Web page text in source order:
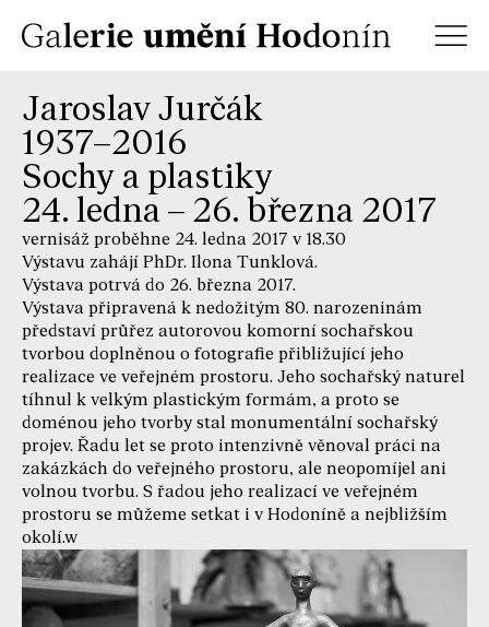
Jaroslav Jurčák
1937–2016
Sochy a plastiky
24. ledna – 26. března 2017
vernisáž proběhne 24. ledna 2017 v 18.30
Výstavu zahájí PhDr. Ilona Tunklová.
Výstava potrvá do 26. března 2017.
Výstava připravená k nedožitým 80. narozeninám
představí průřez autorovou komorní sochařskou
tvorbou doplněnou o fotografie přibližující jeho
realizace ve veřejném prostoru. Jeho sochařský naturel
tíhnul k velkým plastickým formám, a proto se
doménou jeho tvorby stal monumentální sochařský
projev. Řadu let se proto intenzivně věnoval práci na
zakázkách do veřejného prostoru, ale neopomíjel ani
volnou tvorbu. S řadou jeho realizací ve veřejném
prostoru se můžeme setkat i v Hodoníně a nejbližším
okolí.w